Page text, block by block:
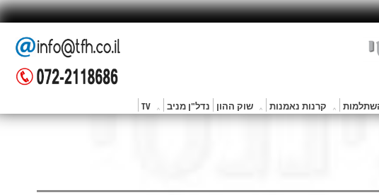
קרנות נאמנות שוק ההון נדל"ן מניב TV